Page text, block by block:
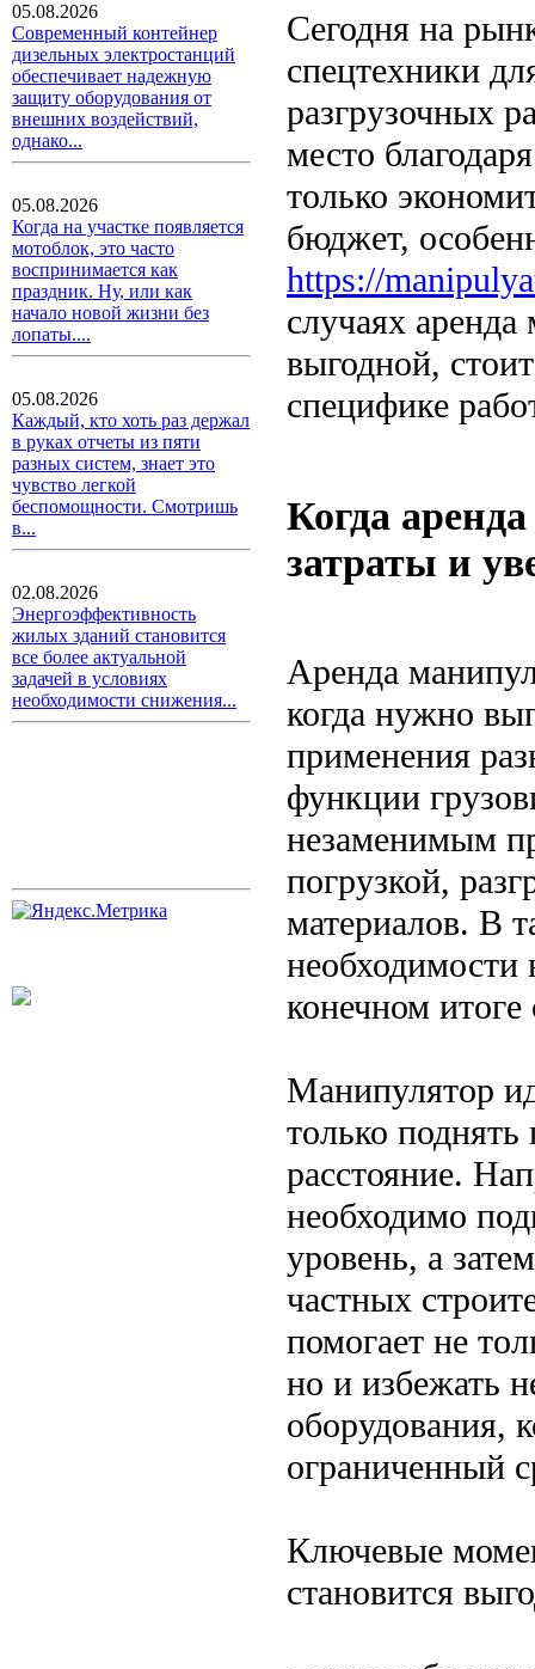
05.08.2026
Современный контейнер
дизельных электростанций
обеспечивает надежную
защиту оборудования от
внешних воздействий,
однако...
05.08.2026
Когда на участке появляется
мотоблок, это часто
воспринимается как
праздник. Ну, или как
начало новой жизни без
лопаты....
05.08.2026
Каждый, кто хоть раз держал
в руках отчеты из пяти
разных систем, знает это
чувство легкой
беспомощности. Смотришь
в...
02.08.2026
Энергоэффективность
жилых зданий становится
все более актуальной
задачей в условиях
необходимости снижения...
Сегодня на
спецтехники
разгрузочных
место
только
бюджет,
https://
случаях аренда
выгодной,
специфике
Когда
затраты и
Аренда
когда нужно
применения
функции
незаменимым
погрузкой,
материалов. В
конечном
Манипулятор
только поднять
расстояние.
необходимо
уровень, а
частных
помогает не
но и избежать
оборудования,
ограниченный
Ключевые
становится